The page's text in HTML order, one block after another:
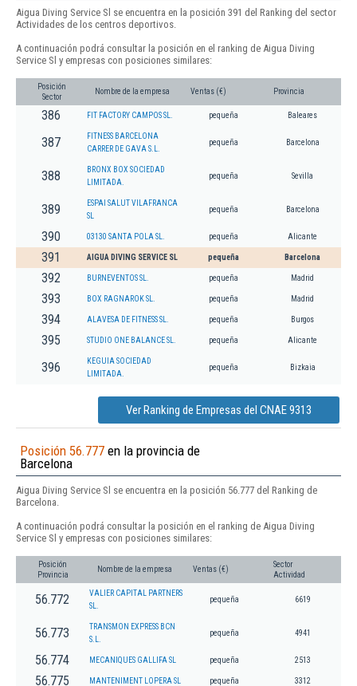
Aigua Diving Service Sl se encuentra en la posición 391 del Ranking del sector
Actividades de los centros deportivos.
A continuación podrá consultar la posición en el ranking de Aigua Diving
Service Sl y empresas con posiciones similares:
Posición
Sector
Nombre de la empresa Ventas (€) Provincia
386 FIT FACTORY CAMPOS SL. pequeña Baleares
387
FITNESS BARCELONA
CARRER DE GAVA S.L.
pequeña Barcelona
388
BRONX BOX SOCIEDAD
LIMITADA.
pequeña Sevilla
389
ESPAI SALUT VILAFRANCA
SL
pequeña Barcelona
390 03130 SANTA POLA SL. pequeña Alicante
391 AIGUA DIVING SERVICE SL pequeña Barcelona
392 BURNEVENTOS SL. pequeña Madrid
393 BOX RAGNAROK SL. pequeña Madrid
394 ALAVESA DE FITNESS SL. pequeña Burgos
395 STUDIO ONE BALANCE SL. pequeña Alicante
396
KEGUIA SOCIEDAD
LIMITADA.
pequeña Bizkaia
Ver Ranking de Empresas del CNAE 9313
Posición 56.777 en la provincia de
Barcelona
Aigua Diving Service Sl se encuentra en la posición 56.777 del Ranking de
Barcelona.
A continuación podrá consultar la posición en el ranking de Aigua Diving
Service Sl y empresas con posiciones similares:
Posición
Provincia
Nombre de la empresa Ventas (€)
Sector
Actividad
56.772
VALIER CAPITAL PARTNERS
SL.
pequeña 6619
56.773
TRANSMON EXPRESS BCN
S.L.
pequeña 4941
56.774 MECANIQUES GALLIFA SL pequeña 2513
56.775 MANTENIMENT LOPERA SL pequeña 3312